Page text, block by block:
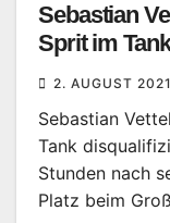
Sebastian
Sprit im
2. AUGUST 2021
Sebastian
Tank
Stunden nach
Platz beim